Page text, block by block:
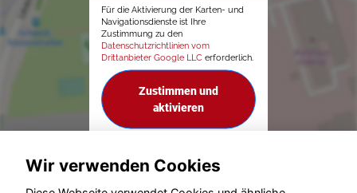
Für die Aktivierung der Karten- und
Navigationsdienste ist Ihre
Zustimmung zu den
Datenschutzrichtlinien vom
Drittanbieter Google LLC erforderlich.
Zustimmen und
aktivieren
Wir verwenden Cookies